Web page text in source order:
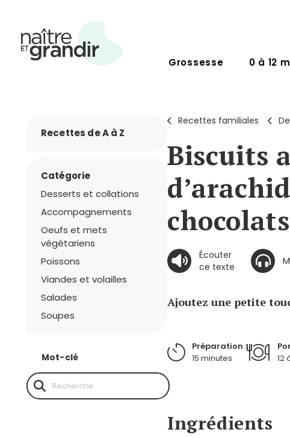
Grossesse 0 à 12
Recettes familiales
Biscuits
Écouter
ce texte
Ajoutez une petite
Préparation :
15 minutes
12
Ingrédients
Recettes de A à Z
Catégorie
Desserts et collations
Accompagnements
Oeufs et mets
végétariens
Poissons
Viandes et volailles
Salades
Soupes
Mot-clé